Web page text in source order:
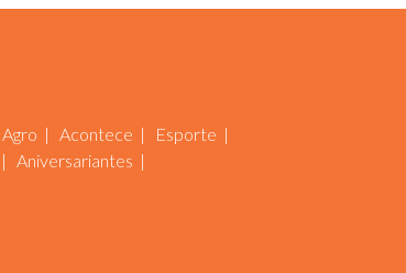
Agro Acontece
Esporte
Aniversariantes